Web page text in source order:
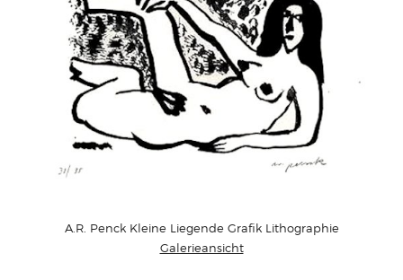
A.R. Penck Kleine Liegende Grafik Lithographie
Galerieansicht